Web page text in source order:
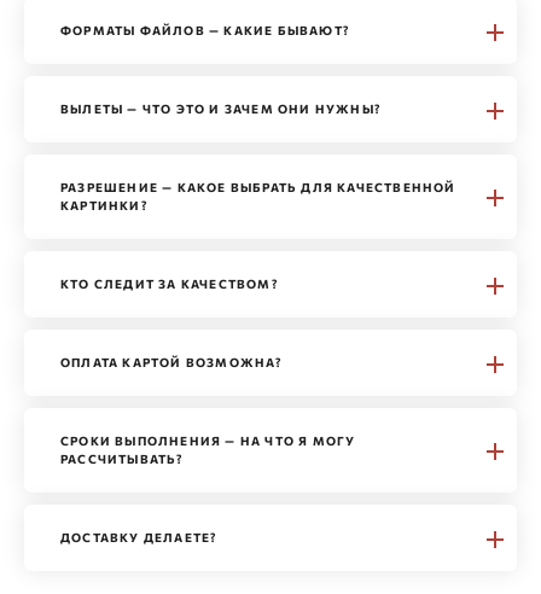
ФОРМАТЫ ФАЙЛОВ — КАКИЕ БЫВАЮТ?
ВЫЛЕТЫ — ЧТО ЭТО И ЗАЧЕМ ОНИ НУЖНЫ?
РАЗРЕШЕНИЕ — КАКОЕ ВЫБРАТЬ ДЛЯ КАЧЕСТВЕННОЙ
КАРТИНКИ?
КТО СЛЕДИТ ЗА КАЧЕСТВОМ?
ОПЛАТА КАРТОЙ ВОЗМОЖНА?
СРОКИ ВЫПОЛНЕНИЯ — НА ЧТО Я МОГУ
РАССЧИТЫВАТЬ?
ДОСТАВКУ ДЕЛАЕТЕ?